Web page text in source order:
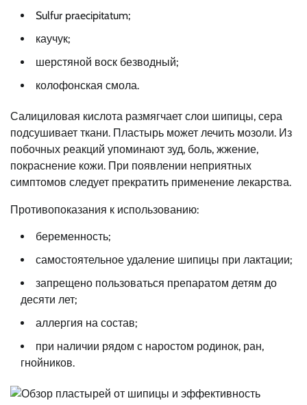
Sulfur praecipitatum;
каучук;
шерстяной воск безводный;
колофонская смола.
Салициловая кислота размягчает слои шипицы, сера
подсушивает ткани. Пластырь может лечить мозоли. Из
побочных реакций упоминают зуд, боль, жжение,
покраснение кожи. При появлении неприятных
симптомов следует прекратить применение лекарства.
Противопоказания к использованию:
беременность;
самостоятельное удаление шипицы при лактации;
запрещено пользоваться препаратом детям до
десяти лет;
аллергия на состав;
при наличии рядом с наростом родинок, ран,
гнойников.